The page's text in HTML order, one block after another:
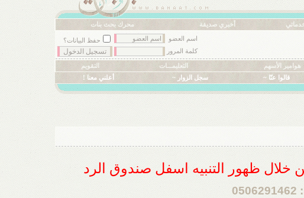
أخبري صديقة محرك بحث بنات
اسم العضو
حفظ البيانات؟
كلمة المرور
هوامير الأسهم التعليمـــات
التقويم
قالوا عنّا ~ سجل الزوار ~ أعلني معنا !
خلال ظهور التنبيه اسفل صندوق الرد